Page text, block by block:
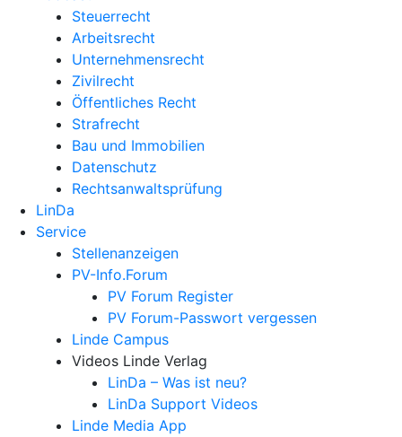
Steuerrecht
Arbeitsrecht
Unternehmens­recht
Zivilrecht
Öffentliches Recht
Strafrecht
Bau und Immobilien
Datenschutz
Rechtsanwalts­prüfung
LinDa
Service
Stellenanzeigen
PV-Info.Forum
PV Forum Register
PV Forum-Passwort vergessen
Linde Campus
Videos Linde Verlag
LinDa – Was ist neu?
LinDa Support Videos
Linde Media App